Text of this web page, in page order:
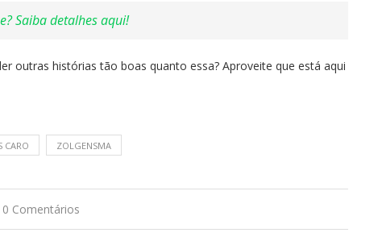
Saiba detalhes aqui!
outras histórias tão boas quanto essa? Aproveite que está aqui
CARO ZOLGENSMA
0 Comentários